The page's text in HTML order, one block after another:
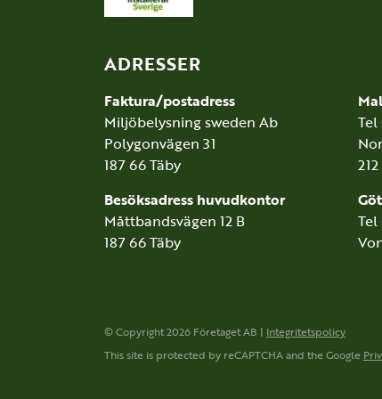
ADRESSER
Faktura/postadress
Miljöbelysning sweden Ab
Polygonvägen 31
187 66 Täby
Besöksadress huvudkontor
Måttbandsvägen 12 B
187 66 Täby
Tel
© Copyright 2026 Företaget AB | Integritetspolicy
This site is protected by reCAPTCHA and the Google